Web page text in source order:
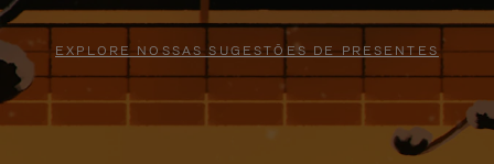
EXPLORE NOSSAS SUGESTÕES DE PRESENTES